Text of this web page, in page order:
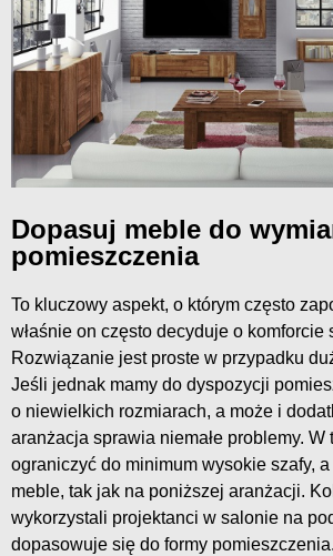
Dopasuj meble do
pomieszczenia
To kluczowy aspekt, o którym często
właśnie on często decyduje o komforcie
Rozwiązanie jest proste w przypadku
Jeśli jednak mamy do dyspozycji
o niewielkich rozmiarach, a może i
aranżacja sprawia niemałe problemy.
ograniczyć do minimum wysokie szafy,
meble, tak jak na poniższej aranżacji.
wykorzystali projektanci w salonie na
dopasowuje się do formy